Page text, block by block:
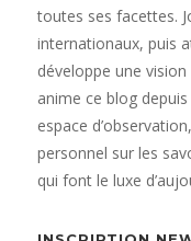
toutes ses facettes.
internationaux, puis
développe une
anime ce blog
espace
personnel sur les
qui font le luxe